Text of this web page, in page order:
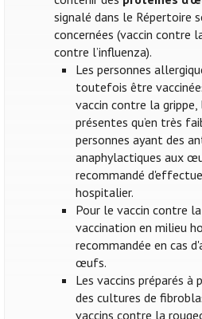
signalé dans le Répertoire
concernées (vaccin contre
contre l’influenza).
Les personnes
toutefois être
vaccin contre la
présentes qu’en très
personnes ayant des
anaphylactiques aux
recommandé
hospitalier.
Pour le vaccin contre
vaccination en milieu
recommandée en cas
œufs.
Les vaccins préparés
des cultures de
vaccins contre la